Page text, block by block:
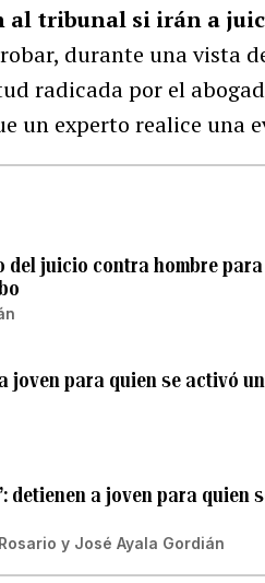
al tribunal si irán a
durante una vista
radicada por el
un experto realice una
del juicio contra hombre
joven para quien se activó
detienen a joven para quien
y José Ayala Gordián